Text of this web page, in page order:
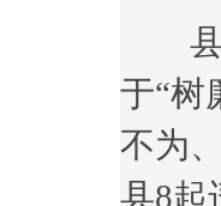
县
于“树
不为
县8起